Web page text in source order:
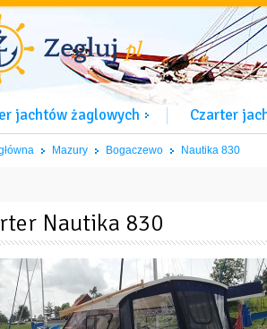
jachtów żaglowych Czarter
Mazury Bogaczewo Nautika 830
Nautika 830